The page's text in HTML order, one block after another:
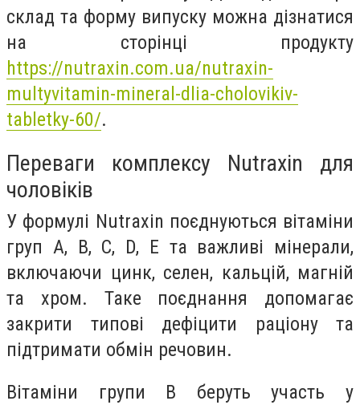
склад та форму випуску можна дізнатися
на сторінці продукту
https://nutraxin.com.ua/nutraxin-
multyvitamin-mineral-dlia-cholovikiv-
tabletky-60/.
Переваги комплексу Nutraxin для
чоловіків
У формулі Nutraxin поєднуються вітаміни
груп A, B, C, D, E та важливі мінерали,
включаючи цинк, селен, кальцій, магній
та хром. Таке поєднання допомагає
закрити типові дефіцити раціону та
підтримати обмін речовин.
Вітаміни групи B беруть участь у